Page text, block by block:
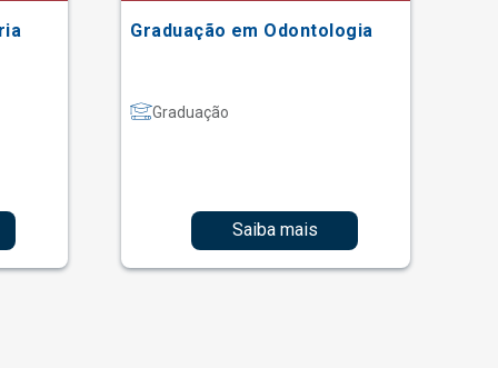
Graduação em Odontologia
Graduação
Saiba mais